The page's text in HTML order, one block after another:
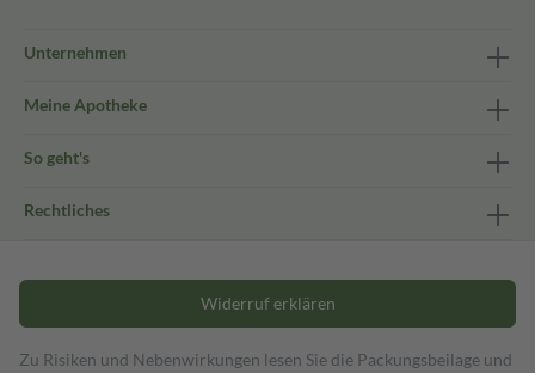
Unternehmen
Meine Apotheke
So geht's
Rechtliches
Widerruf erklären
Zu Risiken und Nebenwirkungen lesen Sie die Packungsbeilage und